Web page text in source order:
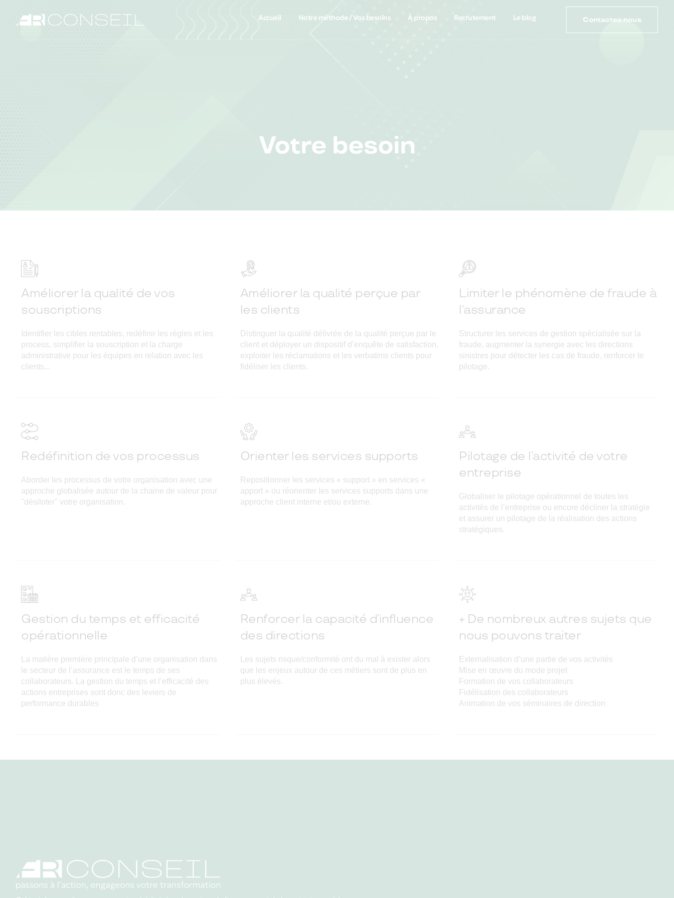
Accueil Notre méthode / Vos besoins À propos Recrutement Le blog Contactez-nous
Votre besoin
Améliorer la qualité de vos
souscriptions
Identifier les cibles rentables, redéfinir les règles et les
process, simplifier la souscription et la charge
administrative pour les équipes en relation avec les
clients...
Améliorer la qualité perçue par
les clients
Distinguer la qualité délivrée de la qualité perçue par le
client et déployer un dispositif d’enquête de satisfaction,
exploiter les réclamations et les verbatims clients pour
fidéliser les clients.
Limiter le phénomène de fraude à
l’assurance
Structurer les services de gestion spécialisée sur la
fraude, augmenter la synergie avec les directions
sinistres pour détecter les cas de fraude, renforcer le
pilotage.
Redéfinition de vos processus
Aborder les processus de votre organisation avec une
approche globalisée autour de la chaine de valeur pour
"désiloter" votre organisation.
Orienter les services supports
Repositionner les services « support » en services «
apport » ou réorienter les services supports dans une
approche client interne et/ou externe.
Pilotage de l’activité de votre
entreprise
Globaliser le pilotage opérationnel de toutes les
activités de l’entreprise ou encore décliner la stratégie
et assurer un pilotage de la réalisation des actions
stratégiques.
Gestion du temps et efficacité
opérationnelle
La matière première principale d’une organisation dans
le secteur de l’assurance est le temps de ses
collaborateurs. La gestion du temps et l’efficacité des
actions entreprises sont donc des leviers de
performance durables
Renforcer la capacité d’influence
des directions
Les sujets risque/conformité ont du mal à exister alors
que les enjeux autour de ces métiers sont de plus en
plus élevés.
+ De nombreux autres sujets que
nous pouvons traiter
Externalisation d’une partie de vos activités
Mise en œuvre du mode projet
Formation de vos collaborateurs
Fidélisation des collaborateurs
Animation de vos séminaires de direction